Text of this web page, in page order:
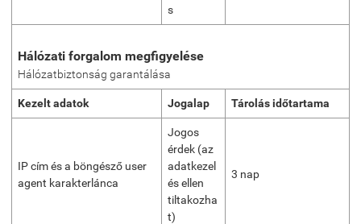
s
Hálózati forgalom megfigyelése
Hálózatbiztonság garantálása
Kezelt adatok Jogalap Tárolás időtartama
IP cím és a böngésző user
agent karakterlánca
Jogos
érdek (az
adatkezel
és ellen
tiltakozha
t)
3 nap